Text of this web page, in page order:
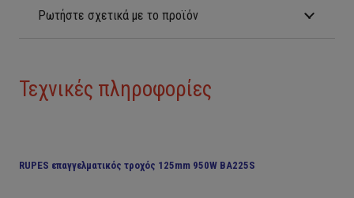
Ρωτήστε σχετικά με το προϊόν
Τεχνικές πληροφορίες
RUPES επαγγελματικός τροχός 125mm 950W BA225S